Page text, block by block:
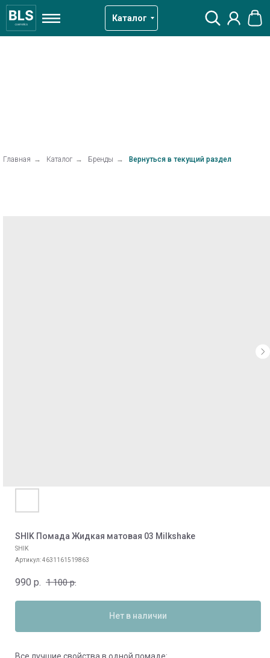
Каталог
Главная → Каталог → Бренды → Вернуться в текущий раздел
SHIK Помада Жидкая матовая 03 Milkshake
SHIK
Артикул:4631161519863
990 р. 1 100 р.
Нет в наличии
Все лучшие свойства в одной помаде: